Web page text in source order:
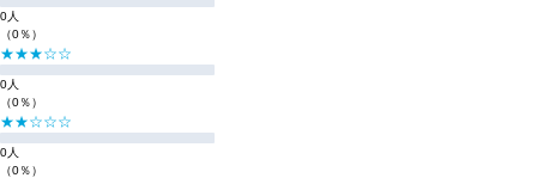
0人
（0％）
★★★☆☆
0人
（0％）
★★☆☆☆
0人
（0％）